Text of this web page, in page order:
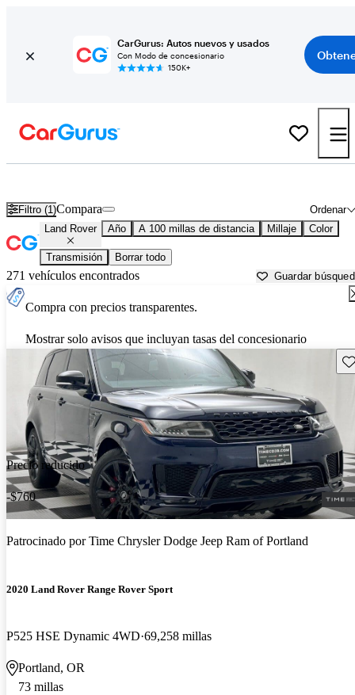
CarGurus: Autos nuevos y usados
Con Modo de concesionario
150K+
Filtro (1) Ordenar
Compara
Land Rover Año A 100 millas de distancia Millaje Color
Transmisión Borrar todo
271 vehículos encontrados Guardar
Compra con precios transparentes.
Mostrar solo avisos que incluyan tasas del concesionario
Precio reducido
-$760
Patrocinado porTime Chrysler Dodge Jeep Ram of Portland
2020 Land Rover Range Rover Sport
P525 HSE Dynamic 4WD 69,258 millas
Portland, OR
73 millas